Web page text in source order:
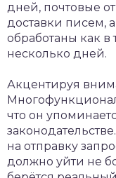
дней, почтовые
доставки писем,
обработаны как в
несколько дней.
Акцентируя
что он
на отправку
должно уйти не